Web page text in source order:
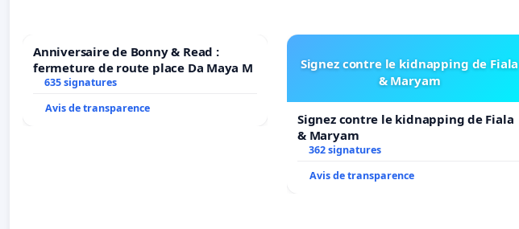
Anniversaire de Bonny & Read :
fermeture de route place Da Maya M
635 signatures
Avis de transparence
Signez contre le kidnapping de Fiala
& Maryam
Signez contre le kidnapping de Fiala
& Maryam
362 signatures
Avis de transparence